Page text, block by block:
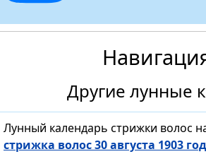
Другие лунные
Лунный календарь стрижки волос
стрижка волос 30 августа 1903